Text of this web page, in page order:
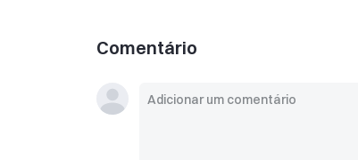
Comentário